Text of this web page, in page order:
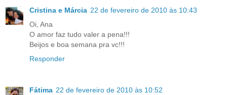
Cristina e Márcia 22 de fevereiro de 2010 às 10:43
Oi, Ana
O amor faz tudo valer a pena!!!
Beijos e boa semana pra vc!!!
Responder
Fátima 22 de fevereiro de 2010 às 10:52